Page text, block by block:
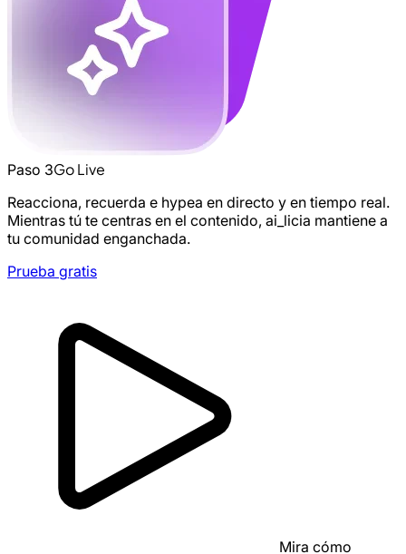
Paso 3Go Live
Reacciona, recuerda e hypea en directo y en tiempo real.
Mientras tú te centras en el contenido, ai_licia mantiene a
tu comunidad enganchada.
Prueba gratis
Mira cómo